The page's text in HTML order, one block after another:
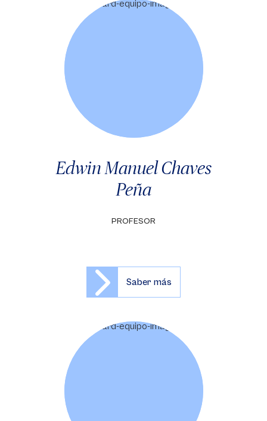
Edwin Manuel Chaves
Peña
PROFESOR
Saber más